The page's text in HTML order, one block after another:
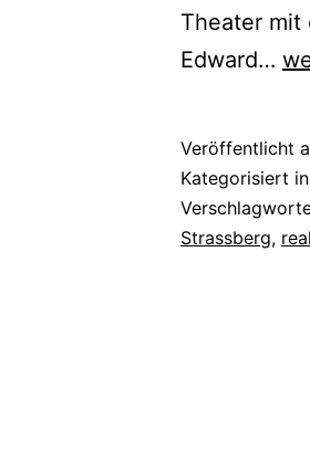
Theater mit
Edward…
vor
Veröffentlicht
Kategorisiert in
Strassberg,